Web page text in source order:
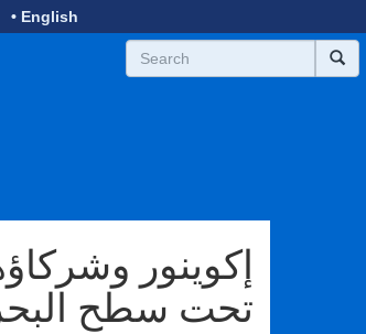
• English
إكوينور
تحت سطح